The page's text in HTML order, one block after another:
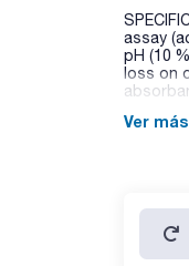
assay
pH (10
loss on
200 nm:
Ver más